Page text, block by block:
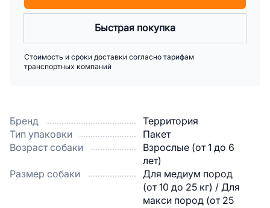
Бренд
Территория
Тип упаковки
Пакет
Возраст собаки
Взрослые (от 1 до 6
лет)
Размер собаки
Для медиум пород
(от 10 до 25 кг) / Для
макси пород (от 25
Быстрая покупка
Стоимость и сроки доставки согласно тарифам
транспортных компаний